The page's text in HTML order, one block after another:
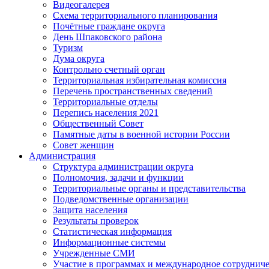
Видеогалерея
Схема территориального планирования
Почётные граждане округа
День Шпаковского района
Туризм
Дума округа
Контрольно счетный орган
Территориальная избирательная комиссия
Перечень пространственных сведений
Территориальные отделы
Перепись населения 2021
Общественный Совет
Памятные даты в военной истории России
Совет женщин
Администрация
Структура администрации округа
Полномочия, задачи и функции
Территориальные органы и представительства
Подведомственные организации
Защита населения
Результаты проверок
Статистическая информация
Информационные системы
Учрежденные СМИ
Участие в программах и международное